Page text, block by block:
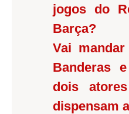
jogos do
Barça?
Vai
Banderas
dois
dispensam